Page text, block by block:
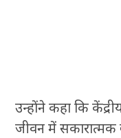
उन्होंने कहा कि
जीवन में